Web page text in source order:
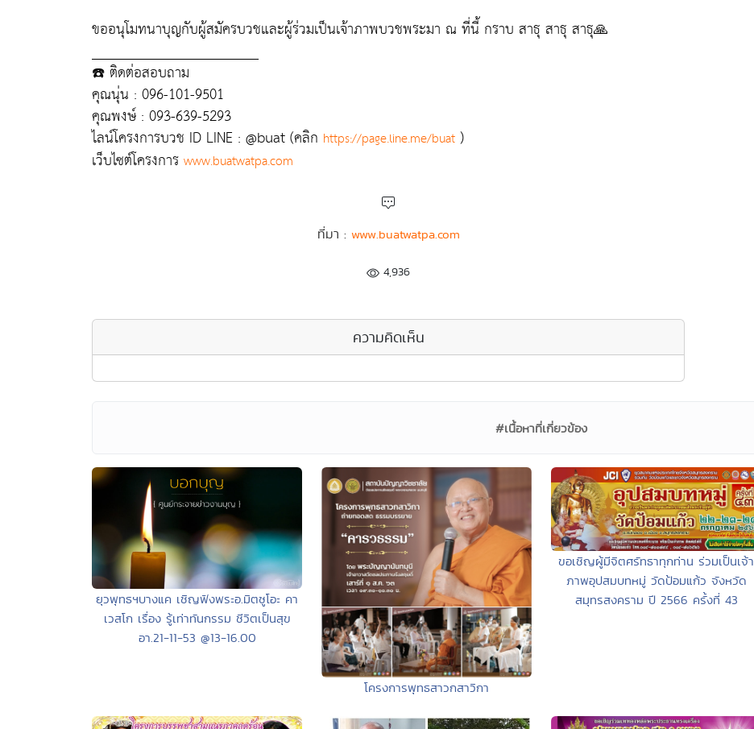
ขออนุโมทนาบุญกับผู้สมัครบวชและผู้ร่วมเป็นเจ้าภาพบวชพระมา ณ ที่นี้ กราบ สาธุ สาธุ สาธุ🙏
☎️ ติดต่อสอบถาม
คุณนุ่น : 096-101-9501
คุณพงษ์ : 093-639-5293
ไลน์โครงการบวช ID LINE : @buat (คลิก https://page.line.me/buat )
เว็บไซต์โครงการ www.buatwatpa.com
ที่มา : www.buatwatpa.com
4,936
ความคิดเห็น
#เนื้อหาที่เกี่ยวข้อง
ยุวพุทธฯบางแค เชิญฟังพระอ.มิตซูโอะ คา
เวสโก เรื่อง รู้เท่าทันกรรม ชีวิตเป็นสุข
อา.21-11-53 @13-16.00
โครงการพุทธสาวกสาวิกา
ขอเชิญผู้มีจิตศรัทธาทุกท่าน ร่วมเป็นเจ้า
ภาพอุปสมบทหมู่ วัดป้อมแก้ว จังหวัด
สมุทรสงคราม ปี 2566 ครั้งที่ 43